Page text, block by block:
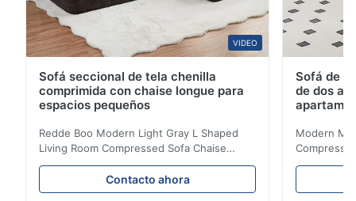
VIDEO
Sofá seccional de tela chenilla
comprimida con chaise longue para
espacios pequeños
Redde Boo Modern Light Gray L Shaped
Living Room Compressed Sofa Chaise
Lounge Product Overview High resilience
soft sectional sofa designed for small
spaces, featuring a contemporary light gray
Contacto ahora
Sofá de
de dos
Modern
Room